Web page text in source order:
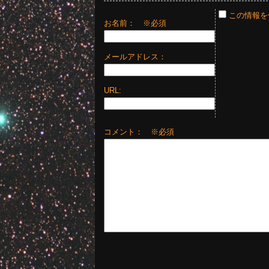
お名前： ※必須
メールアドレス：
URL:
この情報
コメント： ※必須